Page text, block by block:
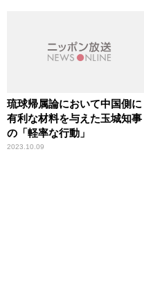
琉球帰属論において中国側に
有利な材料を与えた玉城知事
の「軽率な行動」
2023.10.09